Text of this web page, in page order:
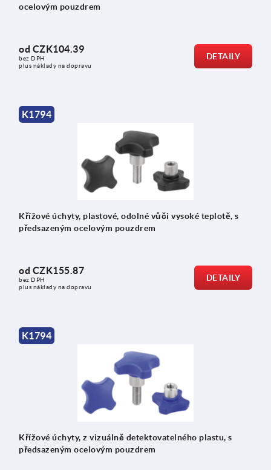
ocelovým pouzdrem
od CZK104.39
bez DPH
plus náklady na dopravu
DETAILY
K1794
Křížové úchyty, plastové, odolné vůči vysoké teplotě, s
předsazeným ocelovým pouzdrem
od CZK155.87
bez DPH
plus náklady na dopravu
DETAILY
K1794
Křížové úchyty, z vizuálně detektovatelného plastu, s
předsazeným ocelovým pouzdrem